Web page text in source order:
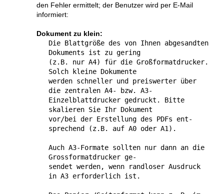
den Fehler ermittelt; der Benutzer wird per E-Mail
informiert:
Dokument zu klein:
Die Blattgröße des von Ihnen abge­sandten
Doku­ments ist zu gering
(z.B. nur A4) für die Groß­format­drucker.
Solch kleine Dokumente
werden schneller und preis­werter über
die zentralen A4- bzw. A3-
Einzelblattdrucker gedruckt. Bitte
skalieren Sie Ihr Dokument
vor/bei der Erstellung des PDFs ent­
sprech­end (z.B. auf A0 oder A1).
Auch A3-Formate sollten nur dann an die
Gross­format­drucker ge-
sendet werden, wenn rand­loser Ausdruck
in A3 erfor­der­lich ist.